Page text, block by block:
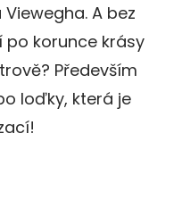
A bez
po korunce krásy
Především
loďky, která je